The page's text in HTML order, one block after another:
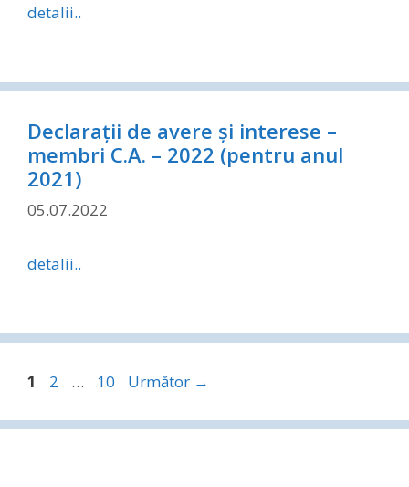
detalii..
Declarații de avere și interese –
membri C.A. – 2022 (pentru anul
2021)
05.07.2022
detalii..
Pagina
1 Pagina
2 … Pagina
10 Următor →